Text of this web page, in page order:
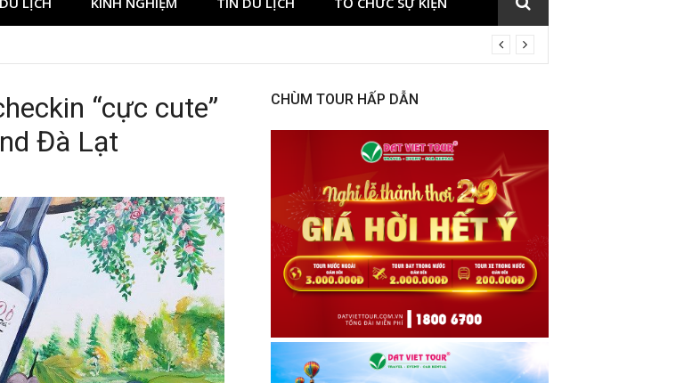
“cực cute”
Đà Lạt
CHÙM TOUR HẤP DẪN